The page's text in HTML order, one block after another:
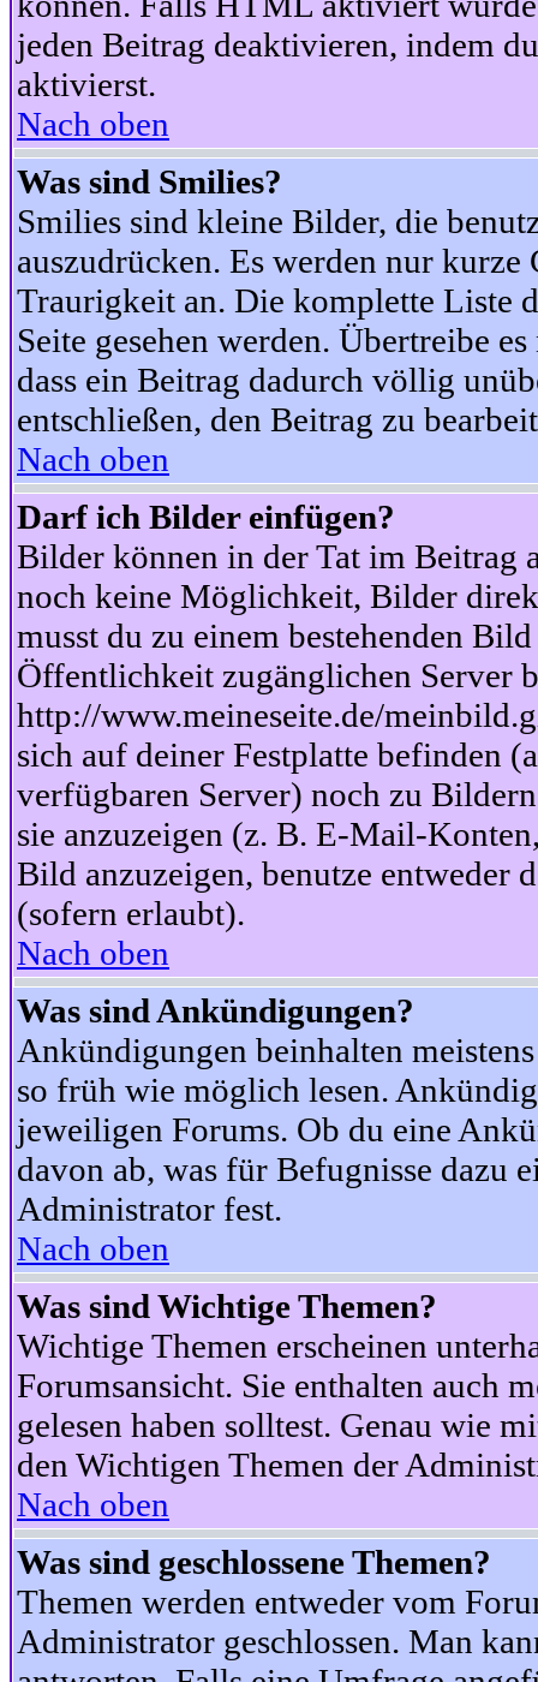
jeden Beitrag deaktivieren, indem
aktivierst.
Nach oben
Was sind Smilies?
Smilies sind kleine Bilder, die
auszudrücken. Es werden nur
Traurigkeit an. Die komplette Liste
Seite gesehen werden. Übertreibe
dass ein Beitrag dadurch völlig
entschließen, den Beitrag zu
Nach oben
Darf ich Bilder einfügen?
Bilder können in der Tat im Beitrag
noch keine Möglichkeit, Bilder
musst du zu einem bestehenden
Öffentlichkeit zugänglichen Server
http://www.meineseite.de/
sich auf deiner Festplatte befinden
verfügbaren Server) noch zu
sie anzuzeigen (z. B. E-Mail-
Bild anzuzeigen, benutze
(sofern erlaubt).
Nach oben
Was sind Ankündigungen?
Ankündigungen beinhalten
so früh wie möglich lesen.
jeweiligen Forums. Ob du eine
davon ab, was für Befugnisse dazu
Administrator fest.
Nach oben
Was sind Wichtige Themen?
Wichtige Themen erscheinen
Forumsansicht. Sie enthalten auch
gelesen haben solltest. Genau wie
den Wichtigen Themen der
Nach oben
Was sind geschlossene Themen?
Themen werden entweder vom
Administrator geschlossen. Man